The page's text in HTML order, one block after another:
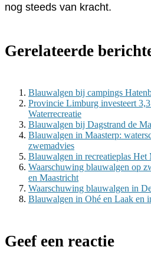
nog steeds van kracht.
Gerelateerde
Blauwalgen bij campings
Provincie Limburg investeert
Waterrecreatie
Blauwalgen bij Dagstrand de
Blauwalgen in Maasterp:
zwemadvies
Blauwalgen in recreatieplas Het
Waarschuwing blauwalgen op
en Maastricht
Waarschuwing blauwalgen in
Blauwalgen in Ohé en Laak en
Geef een reactie